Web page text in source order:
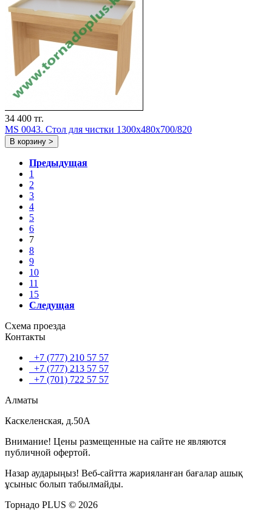
34 400 тг.
MS 0043. Стол для чистки 1300х480х700/820
В корзину >
Предыдущая
1
2
3
4
5
6
7
8
9
10
11
15
Следущая
Схема проезда
Контакты
+7 (777) 210 57 57
+7 (777) 213 57 57
+7 (701) 722 57 57
Алматы
Каскеленская, д.50А
Внимание! Цены размещенные на сайте не являются
публичной офертой.
Назар аударыңыз! Веб-сайтта жарияланған бағалар ашық
ұсыныс болып табылмайды.
Торнадо PLUS © 2026